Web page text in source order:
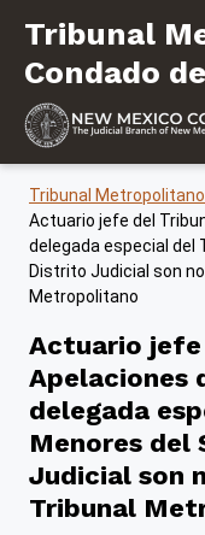
Tribunal
Tribunal
Condado
Tribunal
Actuario jefe del
delegada especial del
Distrito Judicial son
Metropolitano
Actuario jefe
Apelaciones
delegada
Menores del
Judicial son
Tribunal